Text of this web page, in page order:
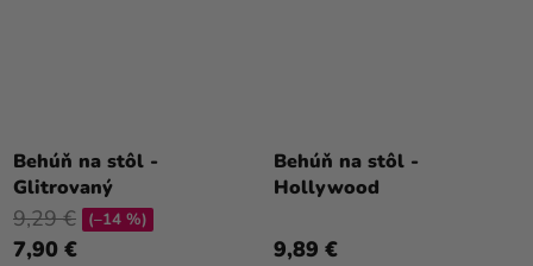
Behúň na stôl -
Glitrovaný
7,90 €
9,29 € (–14 %)
Behúň na stôl -
Hollywood
9,89 €